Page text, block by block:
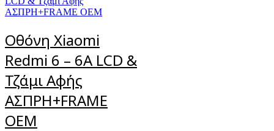
Οθόνη Xiaomi
Redmi 6 – 6A LCD &
Τζάμι Αφής
ΑΣΠΡΗ+FRAME
OEM